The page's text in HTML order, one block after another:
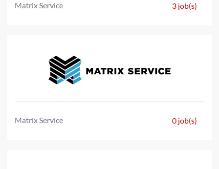
Matrix Service 3 job(s)
Matrix Service 0 job(s)